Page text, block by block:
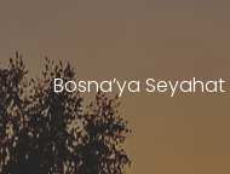
Bosna’ya Seyahat